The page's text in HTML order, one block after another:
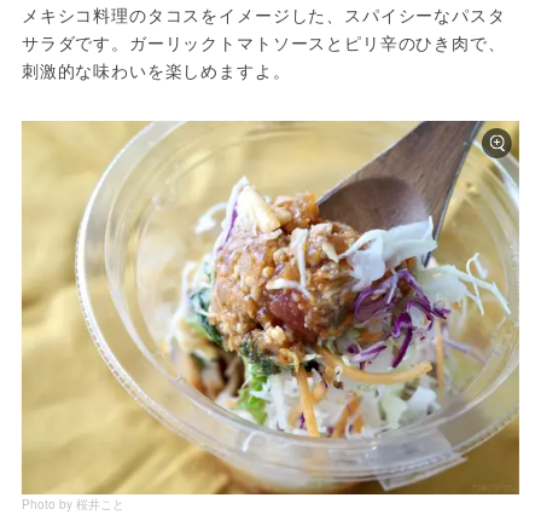
メキシコ料理のタコスをイメージした、スパイシーなパスタ
サラダです。ガーリックトマトソースとピリ辛のひき肉で、
刺激的な味わいを楽しめますよ。
Photo by 桜井こと